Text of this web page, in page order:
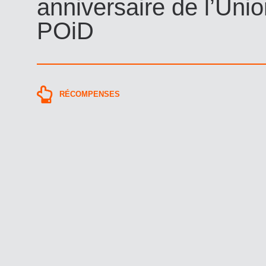
anniversaire de
POiD
RÉCOMPENSES